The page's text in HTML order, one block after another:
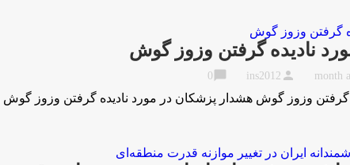
نادیده گرفتن وزوز گوش
person
ins2012
chat_bubble
0
گرفتن وزوز گوش هشدار پزشکان در مورد نادیده گرفتن وزوز